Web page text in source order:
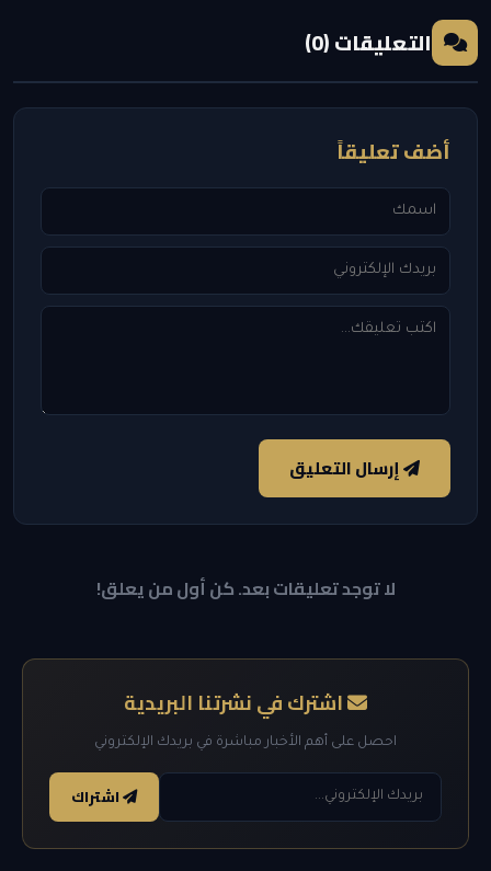
التعليقات (0)
أضف تعليقاً
إرسال التعليق
لا توجد تعليقات بعد. كن أول من يعلق!
اشترك في نشرتنا البريدية
احصل على أهم الأخبار مباشرة في بريدك الإلكتروني
اشتراك